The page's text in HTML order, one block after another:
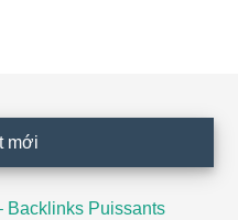
mới
Backlinks Puissants